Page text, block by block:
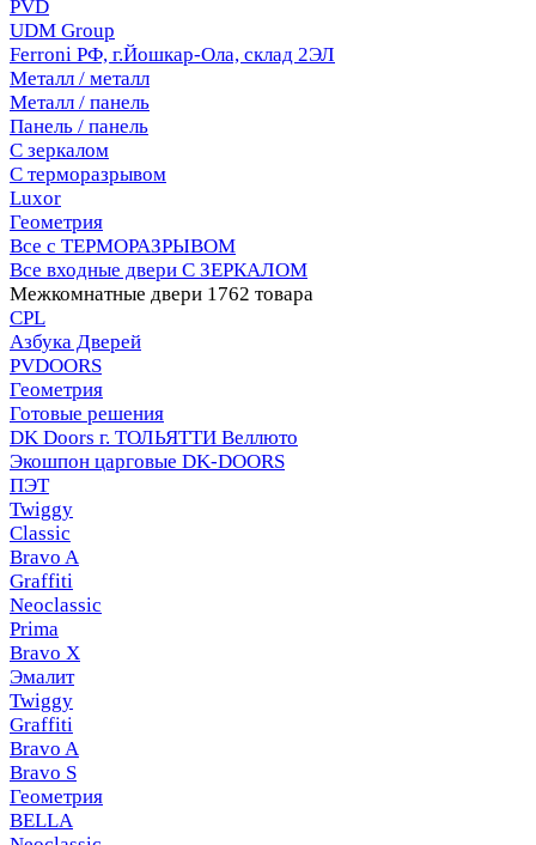
PVD
UDM Group
Ferroni РФ, г.Йошкар-Ола, склад 2ЭЛ
Металл / металл
Металл / панель
Панель / панель
С зеркалом
С терморазрывом
Luxor
Геометрия
Все с ТЕРМОРАЗРЫВОМ
Все входные двери С ЗЕРКАЛОМ
Межкомнатные двери 1762 товара
CPL
Азбука Дверей
PVDOORS
Геометрия
Готовые решения
DK Doors г. ТОЛЬЯТТИ Веллюто
Экошпон царговые DK-DOORS
ПЭТ
Twiggy
Classic
Bravo A
Graffiti
Neoclassic
Prima
Bravo X
Эмалит
Twiggy
Graffiti
Bravo A
Bravo S
Геометрия
BELLA